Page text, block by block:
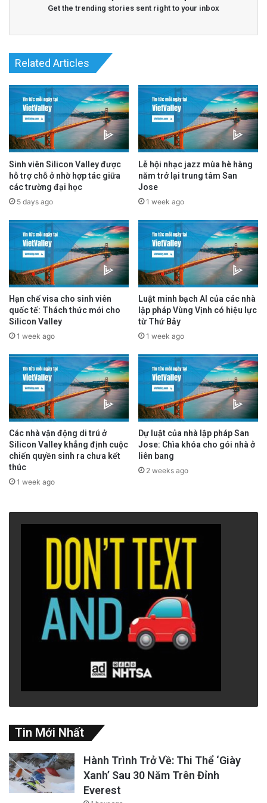
advertisement
Get the trending stories sent right to your inbox
Related Articles
Sinh viên Silicon Valley được
hỗ trợ chỗ ở nhờ hợp tác giữa
các trường đại học
5 days ago
Lễ hội nhạc jazz mùa hè hàng
năm trở lại trung tâm San
Jose
1 week ago
Hạn chế visa cho sinh viên
quốc tế: Thách thức mới cho
Silicon Valley
1 week ago
Luật minh bạch AI của các nhà
lập pháp Vùng Vịnh có hiệu lực
từ Thứ Bảy
1 week ago
Các nhà vận động di trú ở
Silicon Valley khẳng định cuộc
chiến quyền sinh ra chưa kết
thúc
1 week ago
Dự luật của nhà lập pháp San
Jose: Chìa khóa cho gói nhà ở
liên bang
2 weeks ago
Tin Mới Nhất
Hành Trình Trở Về: Thi Thể ‘Giày
Xanh’ Sau 30 Năm Trên Đỉnh
Everest